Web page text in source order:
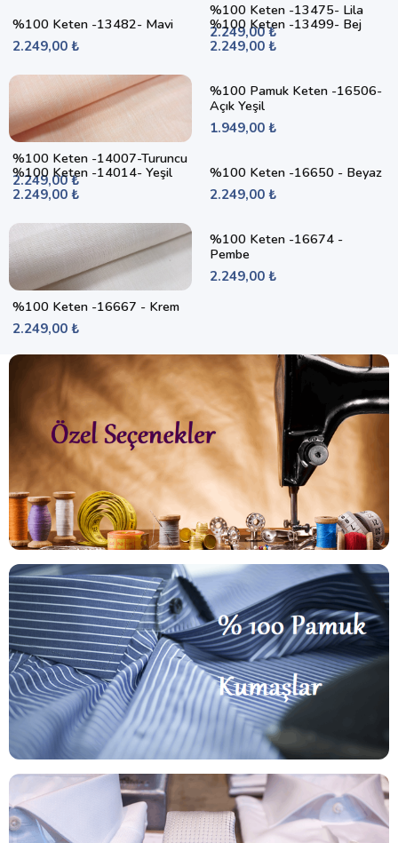
%100 Keten -13475- Lila
2.249,00 ₺
%100 Keten -13482- Mavi
2.249,00 ₺
%100 Keten -13499- Bej
2.249,00 ₺
%100 Keten -14007-Turuncu
2.249,00 ₺
%100 Pamuk Keten -16506-
Açık Yeşil
1.949,00 ₺
%100 Keten -14014- Yeşil
2.249,00 ₺
%100 Keten -16650 - Beyaz
2.249,00 ₺
%100 Keten -16667 - Krem
2.249,00 ₺
%100 Keten -16674 -
Pembe
2.249,00 ₺